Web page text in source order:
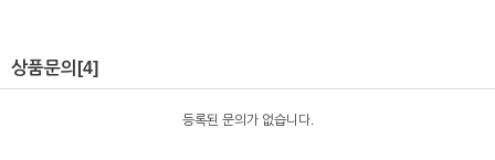
상품문의 [4]
등록된 문의가 없습니다.